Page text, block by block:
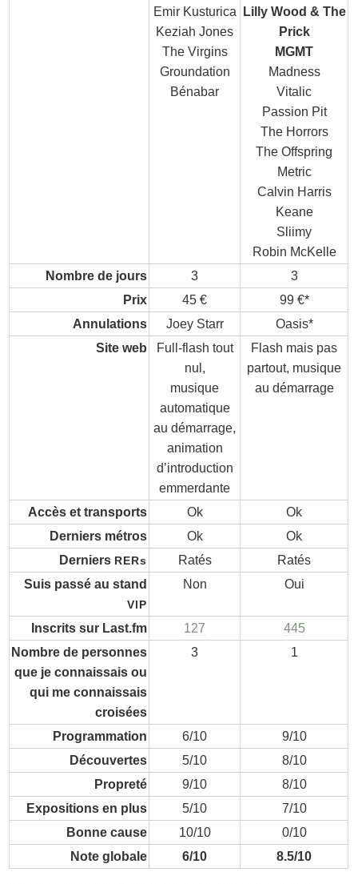
Emir Kusturica
Keziah Jones
The Virgins
Groundation
Bénabar
Lilly Wood & The
Prick
MGMT
Madness
Vitalic
Passion Pit
The Horrors
The Offspring
Metric
Calvin Harris
Keane
Sliimy
Robin McKelle
Nombre de jours
3
3
Prix
45 €
99 €*
Annulations
Joey Starr
Oasis*
Site web
Full-flash tout
nul,
musique
automatique
au démarrage,
animation
d’introduction
emmerdante
Flash mais pas
partout, musique
au démarrage
Accès et transports Ok
Ok
Derniers métros
Ok
Ok
Derniers RERs Ratés
Ratés
Suis passé au stand
VIP
Non Oui
Inscrits sur Last.fm 127
445
Nombre de personnes
que je connaissais ou
qui me connaissais
croisées
3 1
Programmation 6/10
9/10
Découvertes
5/10
8/10
Propreté
9/10
8/10
Expositions en plus
5/10
7/10
Bonne cause
10/10
0/10
Note globale
6/10 8.5/10